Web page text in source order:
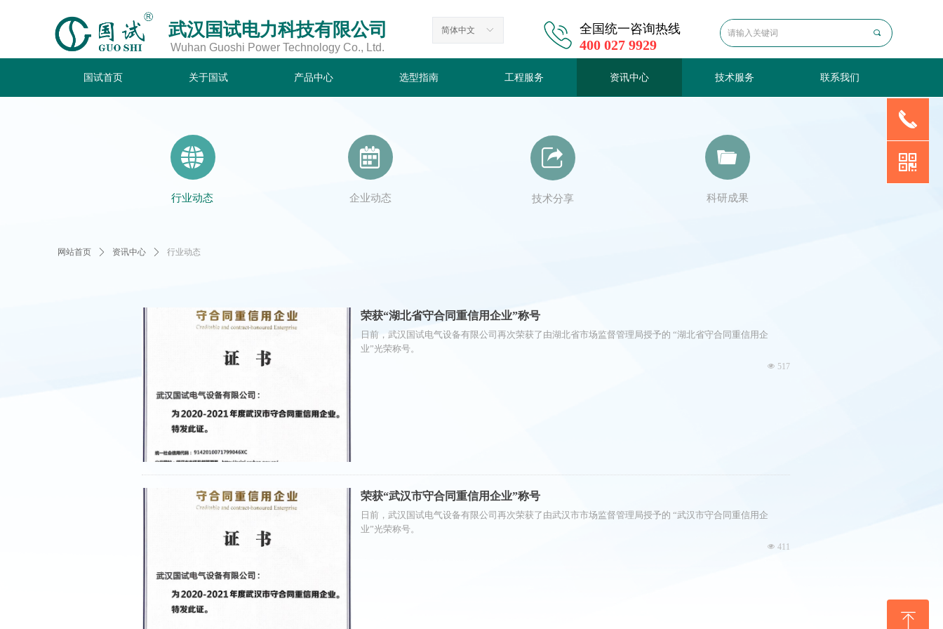
끠
国试首页 关于国试 产品中心 选型指南 工程服务 资讯中心 技术服务 联系我们
武汉国试电力科技有限公司
Wuhan Guoshi Power Technology Co., Ltd.
全国统一咨询热线
400 027 9929
ꀅ
简体中文
뀁
行业动态
뀅
技术分享
녀
企业动态
끆
科研成果
荣获“湖北省守合同重信用企业”称号
日前，武汉国试电气设备有限公司再次荣获了由湖北省市场监督管理局授予的 “湖北省守合同重信用企
业”光荣称号。
넶 517
荣获“武汉市守合同重信用企业”称号
日前，武汉国试电气设备有限公司再次荣获了由武汉市市场监督管理局授予的 “武汉市守合同重信用企
业”光荣称号。
넶 411
网站首页 ꄲ 资讯中心 ꄲ 行业动态
끅
낃
ꁸ